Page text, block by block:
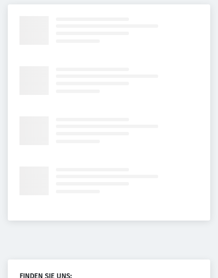
FINDEN SIE UNS: